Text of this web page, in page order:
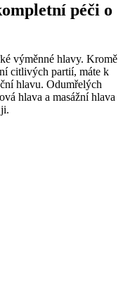
péči o
výměnné hlavy. Kromě
citlivých partií, máte k
hlavu. Odumřelých
hlava a masážní hlava